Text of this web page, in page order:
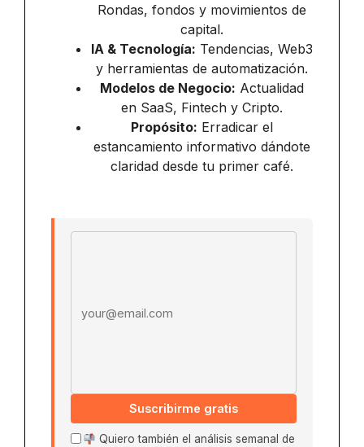
Rondas, fondos y movimientos de
capital.
IA & Tecnología: Tendencias, Web3
y herramientas de automatización.
Modelos de Negocio: Actualidad
en SaaS, Fintech y Cripto.
Propósito: Erradicar el
estancamiento informativo dándote
claridad desde tu primer café.
Suscribirme gratis
Quiero también el análisis semanal de